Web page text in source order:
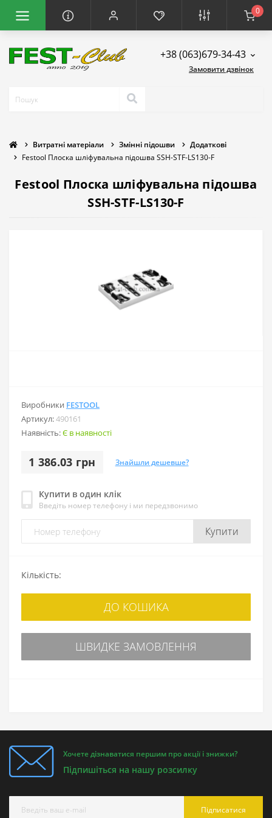
0
+38 (063)679-34-43
Замовити дзвінок
Витратнi матеріали Змінні підошви
Додаткові
Festool Плоска шліфувальна підошва SSH-STF-LS130-F
Festool Плоска шліфувальна підошва
SSH-STF-LS130-F
Виробники FESTOOL
Артикул:490161
Наявність:Є в наявності
1 386.03 грн Знайшли дешевше?
Купити в один клік
Введіть номер телефону і ми передзвонимо
Купити
Кількість:
ДО КОШИКА
ШВИДКЕ ЗАМОВЛЕННЯ
Хочете дізнаватися першим про акції і знижки?
Підпишіться на нашу розсилку
Підписатися